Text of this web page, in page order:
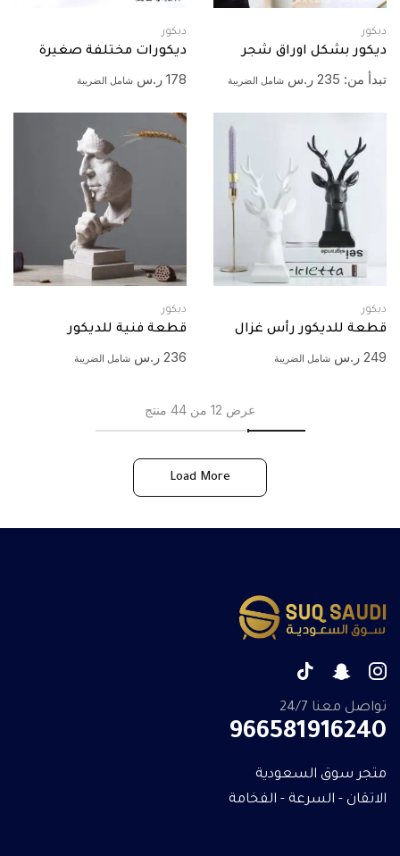
ديكور
ديكور بشكل اوراق شجر
تبدأ من: 235 ر.س شامل الضريبة
ديكور
ديكورات مختلفة صغيرة
178 ر.س شامل الضريبة
ديكور
قطعة للديكور رأس غزال
249 ر.س شامل الضريبة
ديكور
قطعة فنية للديكور
236 ر.س شامل الضريبة
عرض 12 من 44 منتج
Load More
تواصل معنا 24/7
966581916240
متجر سوق السعودية
الاتقان - السرعة - الفخامة